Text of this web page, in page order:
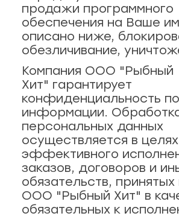
рыба
и снеки
рыба
рыба
30/1
73
77б
2
продажи программного
обеспечения на Ваше
описано ниже,
обезличивание,
Компания ООО "Рыбный
Хит" гарантирует
конфиденциальность
информации.
персональных данных
осуществляется в целях
эффективного
заказов, договоров и
обязательств,
ООО "Рыбный Хит" в
обязательных к